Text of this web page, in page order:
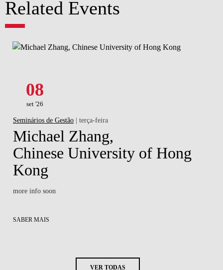
Related Events
08
set '26
Seminários de Gestão | terça-feira
Michael Zhang,
Chinese University of Hong
Kong
more info soon
SABER MAIS
VER TODAS